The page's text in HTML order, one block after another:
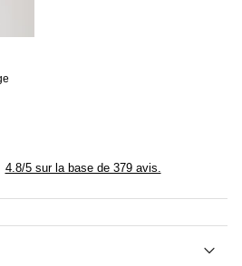
4.8/5 sur la base de 379 avis.